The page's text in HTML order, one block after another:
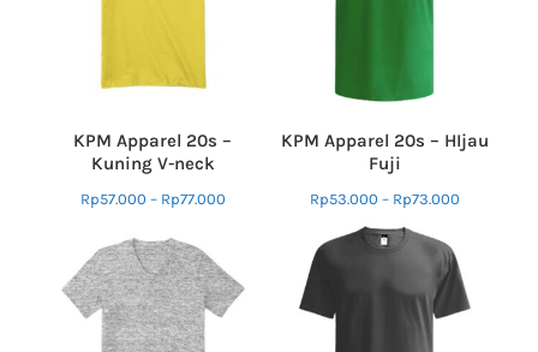
KPM Apparel 20s –
Kuning V-neck
Rp57.000 – Rp77.000
KPM Apparel 20s – HIjau
Fuji
Rp53.000 – Rp73.000